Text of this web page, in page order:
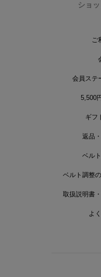
ショ
ご
会員ステ
5,500
ギフ
返品
ベル
ベルト調整
取扱説明書
よ